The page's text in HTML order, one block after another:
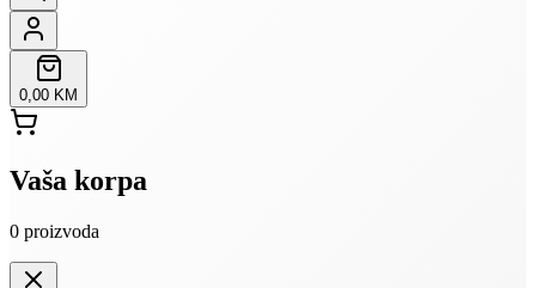
0,00 KM
Vaša korpa
0 proizvoda